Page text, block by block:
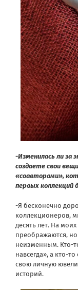
-Изменилась ли за
создаете свои
«соавторами»,
первых коллекций
-Я бесконечно
коллекционеров,
десять лет. На
преображаются, но
неизменным. Кто-
навсегда», а кто-
свою личную
историй.